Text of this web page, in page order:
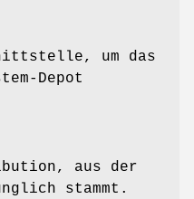
um das
Depot
aus der
stammt.